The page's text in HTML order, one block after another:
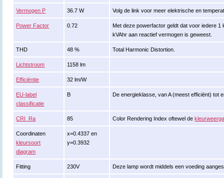
Vermogen P 36.7 W Volg de link voor meer elektrische en
Power Factor 0.72
Met deze powerfactor geldt dat voor iedere 1
kVAhr aan reactief vermogen is geweest.
THD 48 % Total Harmonic Distortion.
Lichtstroom 1158 lm
Efficiëntie 32 lm/W
EU-label
classificatie
B De energieklasse, van A (meest efficiënt) tot
CRI_Ra 85 Color Rendering Index oftewel de
Coordinaten
kleursoort
diagram
x=0.4337 en
y=0.3932
Fitting 230V Deze lamp wordt middels een voeding